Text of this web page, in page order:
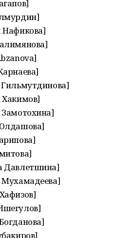
Нафикова]
Хакимов]
Давлетшина]
Мухамадеева]